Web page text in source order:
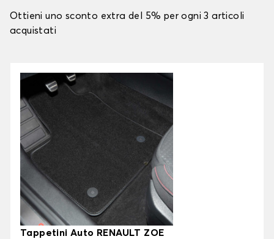
Ottieni uno sconto extra del 5% per ogni 3 articoli
acquistati
Tappetini Auto RENAULT ZOE